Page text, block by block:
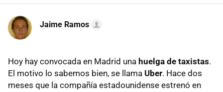
Jaime Ramos
Hoy hay convocada en Madrid una huelga de taxistas.
El motivo lo sabemos bien, se llama Uber. Hace dos
meses que la compañía estadounidense estrenó en